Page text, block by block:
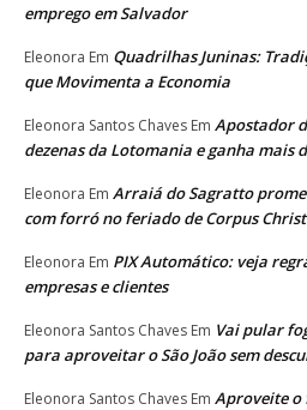
emprego em Salvador
Eleonora Em Quadrilhas Juninas:
que Movimenta a Economia
Eleonora Santos Chaves Em Apostador
dezenas da Lotomania e ganha mais
Eleonora Em Arraiá do Sagratto
com forró no feriado de Corpus
Eleonora Em PIX Automático: veja
empresas e clientes
Eleonora Santos Chaves Em Vai pular
para aproveitar o São João sem
Eleonora Santos Chaves Em Aproveite o